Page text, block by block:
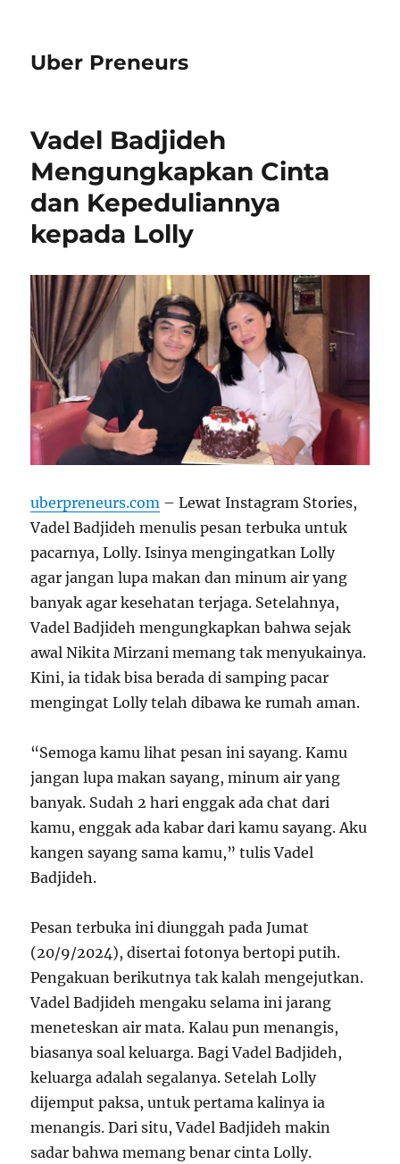
Uber Preneurs
Vadel Badjideh
Mengungkapkan Cinta
dan Kepeduliannya
kepada Lolly
uberpreneurs.com – Lewat Instagram Stories,
Vadel Badjideh menulis pesan terbuka untuk
pacarnya, Lolly. Isinya mengingatkan Lolly
agar jangan lupa makan dan minum air yang
banyak agar kesehatan terjaga. Setelahnya,
Vadel Badjideh mengungkapkan bahwa sejak
awal Nikita Mirzani memang tak menyukainya.
Kini, ia tidak bisa berada di samping pacar
mengingat Lolly telah dibawa ke rumah aman.
“Semoga kamu lihat pesan ini sayang. Kamu
jangan lupa makan sayang, minum air yang
banyak. Sudah 2 hari enggak ada chat dari
kamu, enggak ada kabar dari kamu sayang. Aku
kangen sayang sama kamu,” tulis Vadel
Badjideh.
Pesan terbuka ini diunggah pada Jumat
(20/9/2024), disertai fotonya bertopi putih.
Pengakuan berikutnya tak kalah mengejutkan.
Vadel Badjideh mengaku selama ini jarang
meneteskan air mata. Kalau pun menangis,
biasanya soal keluarga. Bagi Vadel Badjideh,
keluarga adalah segalanya. Setelah Lolly
dijemput paksa, untuk pertama kalinya ia
menangis. Dari situ, Vadel Badjideh makin
sadar bahwa memang benar cinta Lolly.